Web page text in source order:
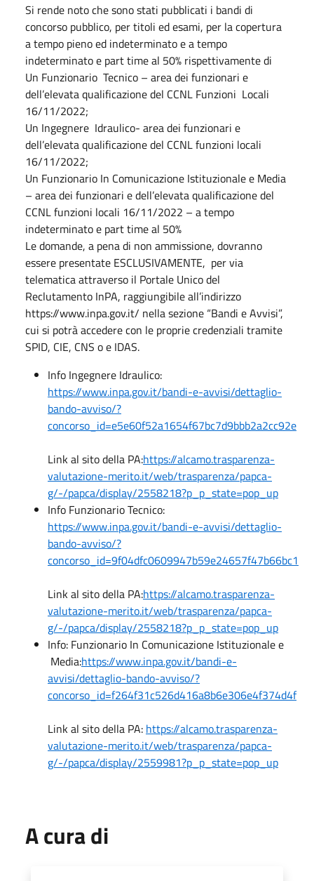
Si rende noto che sono stati pubblicati i bandi di
concorso pubblico, per titoli ed esami, per la copertura
a tempo pieno ed indeterminato e a tempo
indeterminato e part time al 50% rispettivamente di
Un Funzionario Tecnico – area dei funzionari e
dell’elevata qualificazione del CCNL Funzioni Locali
16/11/2022;
Un Ingegnere Idraulico- area dei funzionari e
dell’elevata qualificazione del CCNL funzioni locali
16/11/2022;
Un Funzionario In Comunicazione Istituzionale e Media
– area dei funzionari e dell’elevata qualificazione del
CCNL funzioni locali 16/11/2022 – a tempo
indeterminato e part time al 50%
Le domande, a pena di non ammissione, dovranno
essere presentate ESCLUSIVAMENTE, per via
telematica attraverso il Portale Unico del
Reclutamento InPA, raggiungibile all’indirizzo
https://www.inpa.gov.it/ nella sezione “Bandi e Avvisi”,
cui si potrà accedere con le proprie credenziali tramite
SPID, CIE, CNS o e IDAS.
Info Ingegnere Idraulico:
https://www.inpa.gov.it/bandi-e-avvisi/dettaglio-
bando-avviso/?
concorso_id=e5e60f52a1654f67bc7d9bbb2a2cc92e
Link al sito della PA:https://alcamo.trasparenza-
valutazione-merito.it/web/trasparenza/papca-
g/-/papca/display/2558218?p_p_state=pop_up
Info Funzionario Tecnico:
https://www.inpa.gov.it/bandi-e-avvisi/dettaglio-
bando-avviso/?
concorso_id=9f04dfc0609947b59e24657f47b66bc1
Link al sito della PA:https://alcamo.trasparenza-
valutazione-merito.it/web/trasparenza/papca-
g/-/papca/display/2558218?p_p_state=pop_up
Info: Funzionario In Comunicazione Istituzionale e
Media:https://www.inpa.gov.it/bandi-e-
avvisi/dettaglio-bando-avviso/?
concorso_id=f264f31c526d416a8b6e306e4f374d4f
Link al sito della PA: https://alcamo.trasparenza-
valutazione-merito.it/web/trasparenza/papca-
g/-/papca/display/2559981?p_p_state=pop_up
A cura di